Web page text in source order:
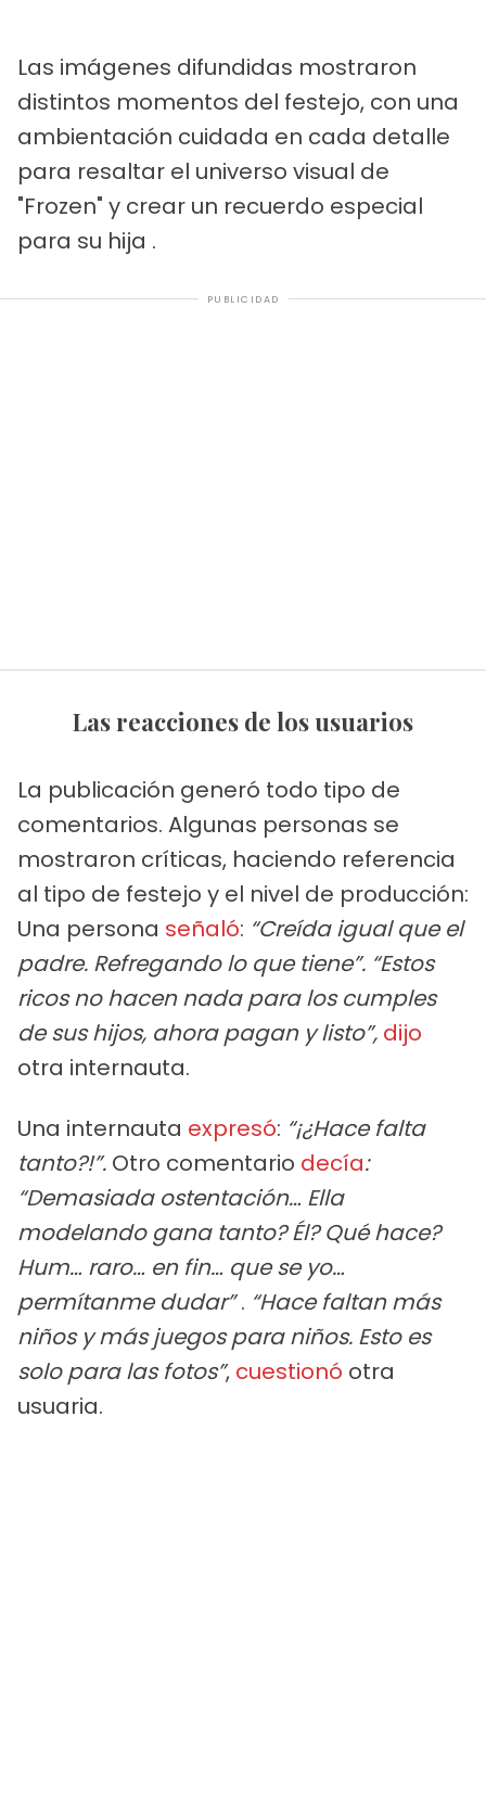
Las imágenes difundidas mostraron
distintos momentos del festejo, con una
ambientación cuidada en cada detalle
para resaltar el universo visual de
"Frozen" y crear un recuerdo especial
para su hija .
PUBLICIDAD
Las reacciones de los usuarios
La publicación generó todo tipo de
comentarios. Algunas personas se
mostraron críticas, haciendo referencia
al tipo de festejo y el nivel de producción:
Una persona señaló: “Creída igual que el
padre. Refregando lo que tiene”. “Estos
ricos no hacen nada para los cumples
de sus hijos, ahora pagan y listo”, dijo
otra internauta.
Una internauta expresó: “¡¿Hace falta
tanto?!”. Otro comentario decía:
“Demasiada ostentación… Ella
modelando gana tanto? Él? Qué hace?
Hum… raro… en fin… que se yo…
permítanme dudar”. “Hace faltan más
niños y más juegos para niños. Esto es
solo para las fotos”, cuestionó otra
usuaria.